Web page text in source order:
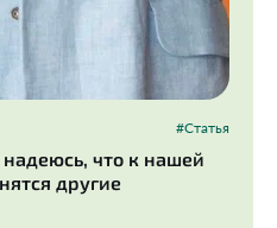
#Статья
надеюсь, что к нашей
другие